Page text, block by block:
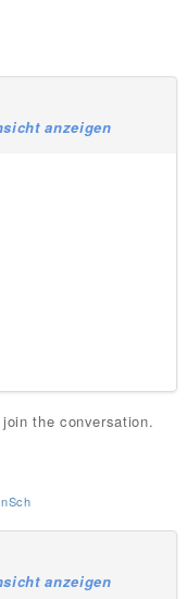
anzeigen
the conversation.
anzeigen